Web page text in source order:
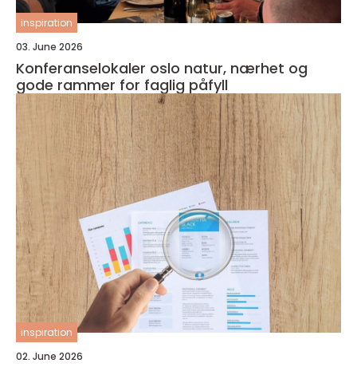
inspiration
03. June 2026
Konferanselokaler oslo natur, nærhet og
gode rammer for faglig påfyll
inspiration
02. June 2026